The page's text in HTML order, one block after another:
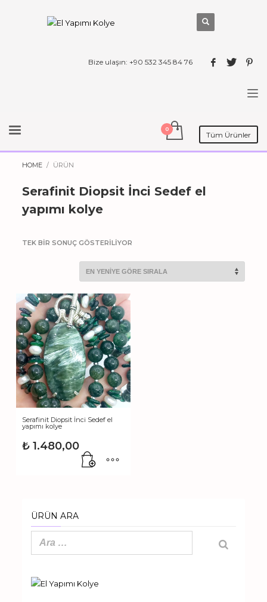
Bize ulaşın: +90 532 345 84 76
Tüm Ürünler
HOME ÜRÜN
Serafinit Diopsit İnci Sedef el
yapımı kolye
TEK BIR SONUÇ GÖSTERILIYOR
Serafinit Diopsit İnci Sedef el
yapımı kolye
₺ 1.480,00
ÜRÜN ARA